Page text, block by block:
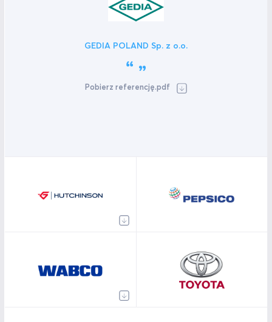
GEDIA POLAND Sp. z o.o.
Pobierz referencję.pdf